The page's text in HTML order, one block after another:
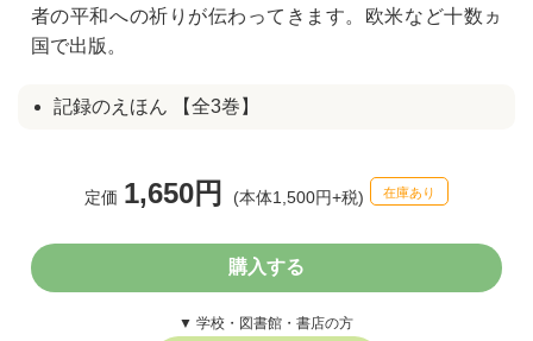
者の平和への祈りが伝わってきます。欧米など十数ヵ
国で出版。
記録のえほん 【全3巻】
定価 1,650円 (本体1,500円+税) 在庫あり
購入する
▼ 学校・図書館・書店の方